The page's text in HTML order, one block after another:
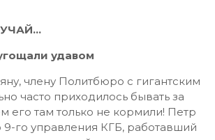
удавом
члену Политбюро с гигантским
часто приходилось бывать за
его там только не кормили! Петр
го управления КГБ, работавший